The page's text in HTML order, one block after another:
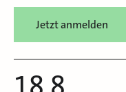
Jetzt anmelden